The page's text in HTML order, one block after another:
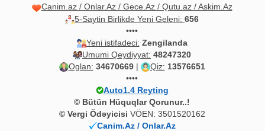
Canim.az / Onlar.Az / Gece.Az / Qutu.az / Askim.Az
5-Saytin Birlikde Yeni Geleni: 656
••••
Yeni istifadeci: Zengilanda
Umumi Qeydiyyat: 48247320
Oglan: 34670669| Qiz: 13576651
••••
Auto1.4 Reyting
© Bütün Hüquqlar Qorunur..!
© Vergi Ödəyicisi VÖEN: 3501520162
Canim.Az / Onlar.Az